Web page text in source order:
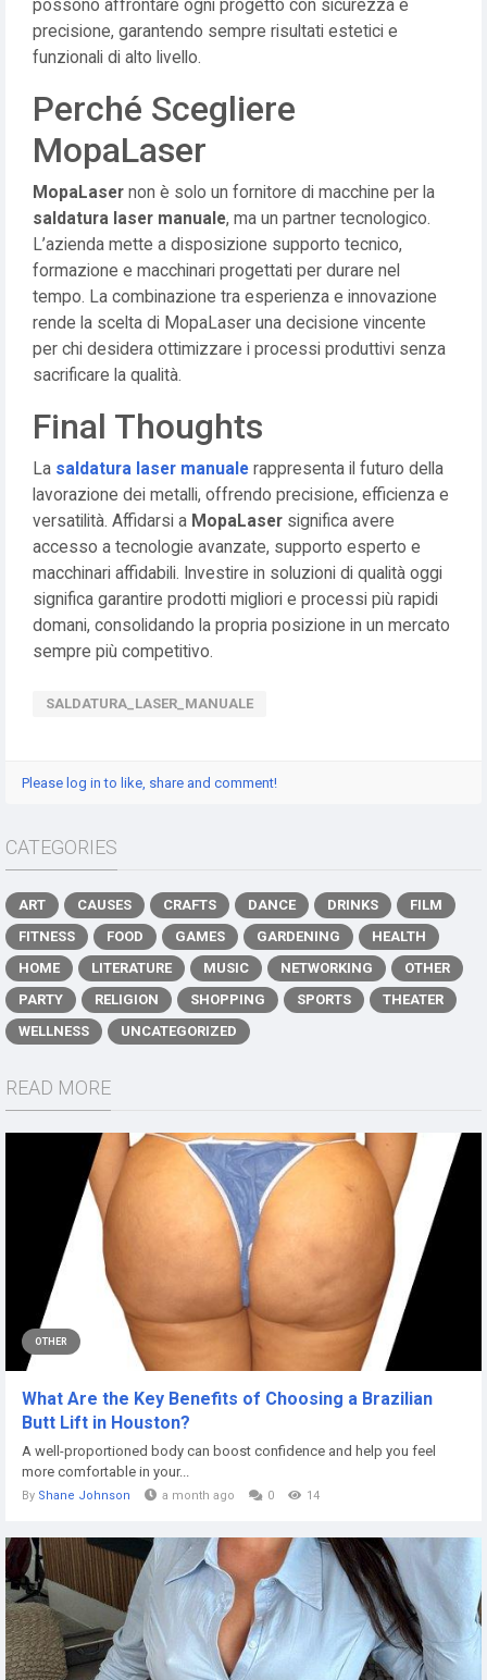
possono affrontare ogni progetto con sicurezza e
precisione, garantendo sempre risultati estetici e
funzionali di alto livello.
Perché Scegliere
MopaLaser
MopaLaser non è solo un fornitore di macchine per la
saldatura laser manuale, ma un partner tecnologico.
L’azienda mette a disposizione supporto tecnico,
formazione e macchinari progettati per durare nel
tempo. La combinazione tra esperienza e innovazione
rende la scelta di MopaLaser una decisione vincente
per chi desidera ottimizzare i processi produttivi senza
sacrificare la qualità.
Final Thoughts
La saldatura laser manuale rappresenta il futuro della
lavorazione dei metalli, offrendo precisione, efficienza e
versatilità. Affidarsi a MopaLaser significa avere
accesso a tecnologie avanzate, supporto esperto e
macchinari affidabili. Investire in soluzioni di qualità oggi
significa garantire prodotti migliori e processi più rapidi
domani, consolidando la propria posizione in un mercato
sempre più competitivo.
SALDATURA_LASER_MANUALE
Please log in to like, share and comment!
CATEGORIES
ART CAUSES CRAFTS DANCE DRINKS
FILM
FITNESS
FOOD GAMES GARDENING
HEALTH
HOME
LITERATURE MUSIC NETWORKING
OTHER
PARTY
RELIGION SHOPPING SPORTS
THEATER
WELLNESS
UNCATEGORIZED
READ MORE
OTHER
What Are the Key Benefits of Choosing a Brazilian
Butt Lift in Houston?
A well-proportioned body can boost confidence and help you feel
more comfortable in your...
By Shane Johnson a month ago 0 14